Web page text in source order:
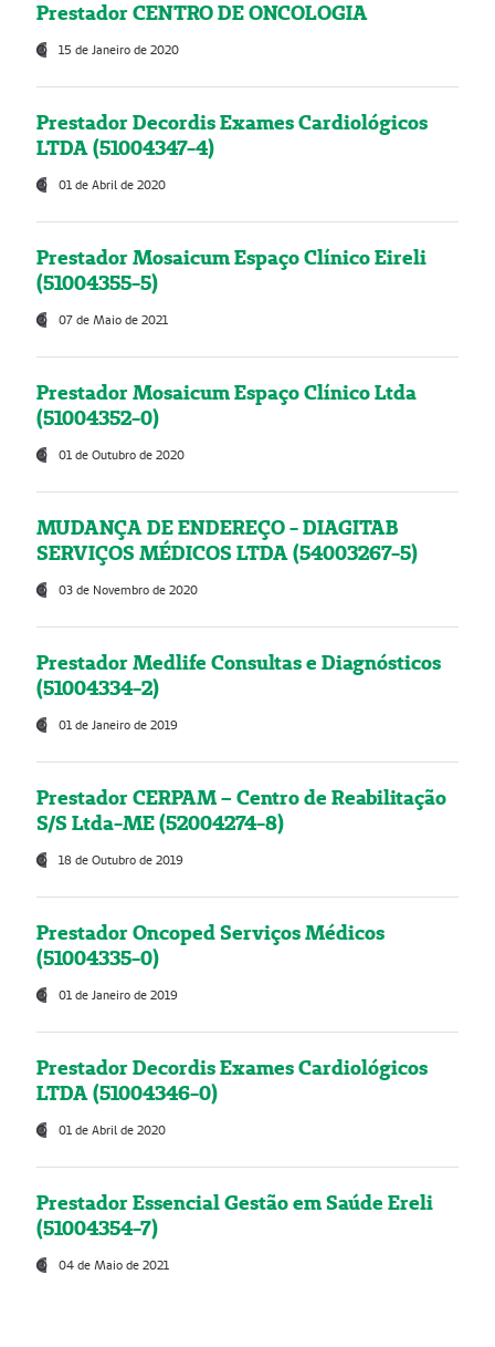
Prestador CENTRO DE ONCOLOGIA
15 de Janeiro de 2020
Prestador Decordis Exames Cardiológicos
LTDA (51004347-4)
01 de Abril de 2020
Prestador Mosaicum Espaço Clínico Eireli
(51004355-5)
07 de Maio de 2021
Prestador Mosaicum Espaço Clínico Ltda
(51004352-0)
01 de Outubro de 2020
MUDANÇA DE ENDEREÇO - DIAGITAB
SERVIÇOS MÉDICOS LTDA (54003267-5)
03 de Novembro de 2020
Prestador Medlife Consultas e Diagnósticos
(51004334-2)
01 de Janeiro de 2019
Prestador CERPAM – Centro de Reabilitação
S/S Ltda-ME (52004274-8)
18 de Outubro de 2019
Prestador Oncoped Serviços Médicos
(51004335-0)
01 de Janeiro de 2019
Prestador Decordis Exames Cardiológicos
LTDA (51004346-0)
01 de Abril de 2020
Prestador Essencial Gestão em Saúde Ereli
(51004354-7)
04 de Maio de 2021